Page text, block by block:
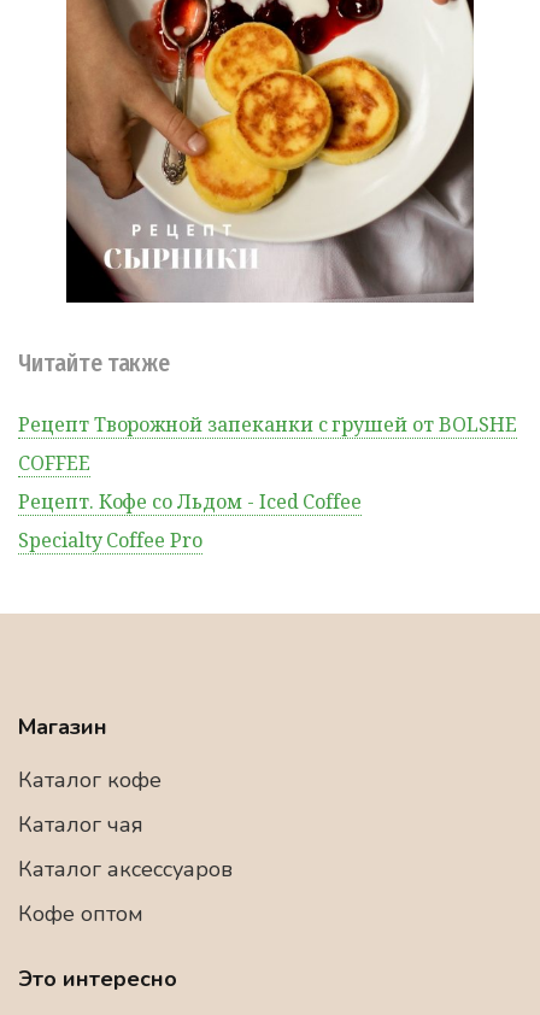
Читайте также
Рецепт Творожной запеканки с грушей от BOLSHE
COFFEE
Рецепт. Кофе со Льдом - Iced Coffee
Specialty Coffee Pro
Магазин
Каталог кофе
Каталог чая
Каталог аксессуаров
Кофе оптом
Это интересно